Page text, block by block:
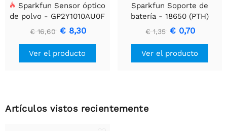
Sparkfun Sensor óptico
de polvo - GP2Y1010AU0F
€ 16,60 € 8,30
Ver el producto
Sparkfun Soporte de
batería - 18650 (PTH)
€ 1,35 € 0,70
Ver el producto
Artículos vistos recientemente